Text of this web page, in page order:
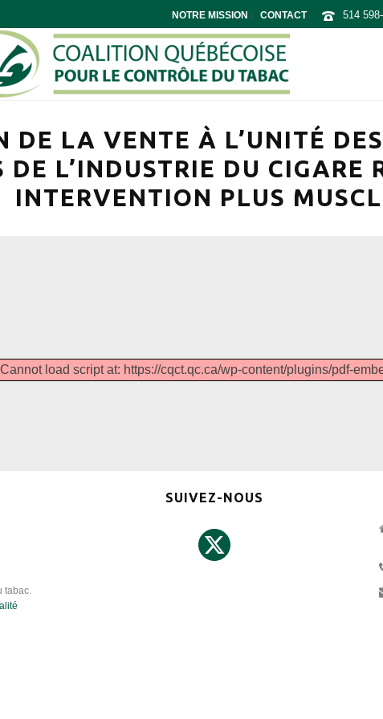
NOTRE MISSION CONTACT 514
DE LA VENTE À L’UNITÉ
L’INDUSTRIE DU CIGARE
INTERVENTION PLUS
load script at: https://cqct.qc.ca/wp-content/plugins/pdf-
tabac.
SUIVEZ-NOUS